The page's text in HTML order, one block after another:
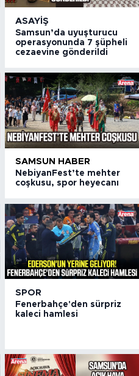
ASAYIŞ
Samsun’da uyuşturucu
operasyonunda 7 şüpheli
cezaevine gönderildi
SAMSUN HABER
NebiyanFest’te mehter
coşkusu, spor heyecanı
SPOR
Fenerbahçe'den sürpriz
kaleci hamlesi